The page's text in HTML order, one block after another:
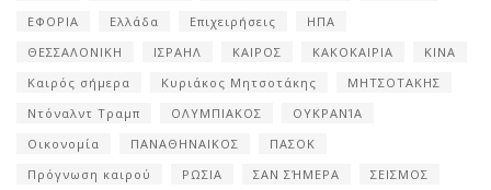
ΕΦΟΡΙΑ
Ελλάδα Επιχειρήσεις
ΗΠΑ
ΘΕΣΣΑΛΟΝΙΚΗ
ΙΣΡΑΗΛ ΚΑΙΡΟΣ ΚΑΚΟΚΑΙΡΙΑ
ΚΙΝΑ
Καιρός σήμερα
Κυριάκος Μητσοτάκης
ΜΗΤΣΟΤΑΚΗΣ
Ντόναλντ Τραμπ
ΟΛΥΜΠΙΑΚΟΣ
ΟΥΚΡΑΝΊΑ
Οικονομία
ΠΑΝΑΘΗΝΑΙΚΟΣ
ΠΑΣΟΚ
Πρόγνωση καιρού
ΡΩΣΙΑ ΣΑΝ ΣΉΜΕΡΑ
ΣΕΙΣΜΟΣ